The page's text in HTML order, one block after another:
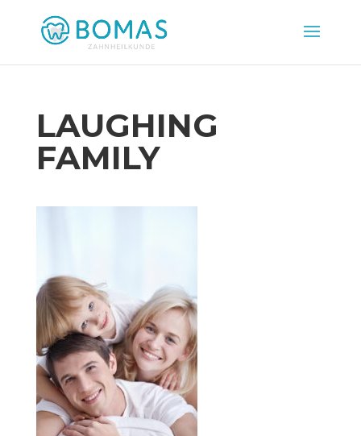
LAUGHING
FAMILY